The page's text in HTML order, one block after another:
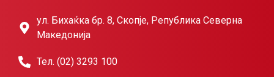
ул. Бихаќка бр. 8, Скопје, Република Северна
Македонија
Тел. (02) 3293 100